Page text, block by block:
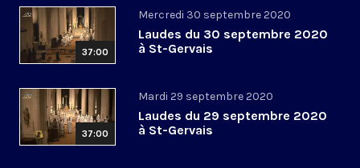
37:00
Mercredi 30 septembre 2020
Laudes du 30 septembre 2020
à St-Gervais
37:00
Mardi 29 septembre 2020
Laudes du 29 septembre 2020
à St-Gervais